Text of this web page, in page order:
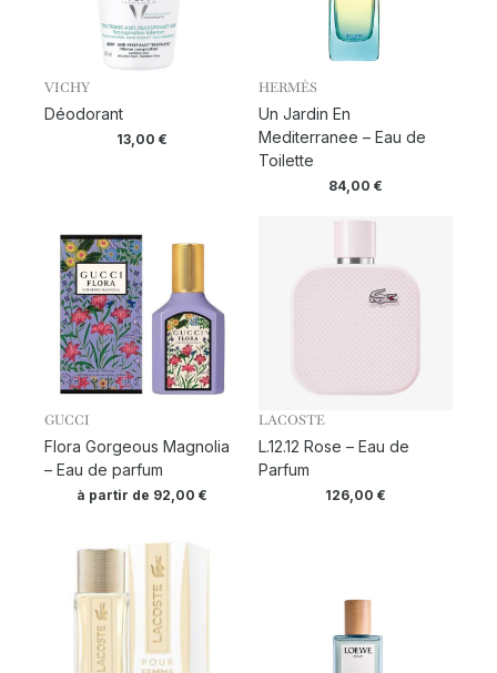
VICHY
Déodorant
13,00 €
HERMÈS
Un Jardin En
Mediterranee – Eau de
Toilette
84,00 €
GUCCI
Flora Gorgeous Magnolia
– Eau de parfum
à partir de 92,00 €
LACOSTE
L.12.12 Rose – Eau de
Parfum
126,00 €